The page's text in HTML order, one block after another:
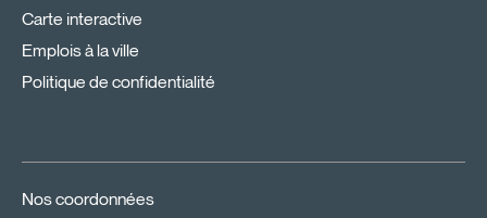
Carte interactive
Emplois à la ville
Politique de confidentialité
Nos coordonnées